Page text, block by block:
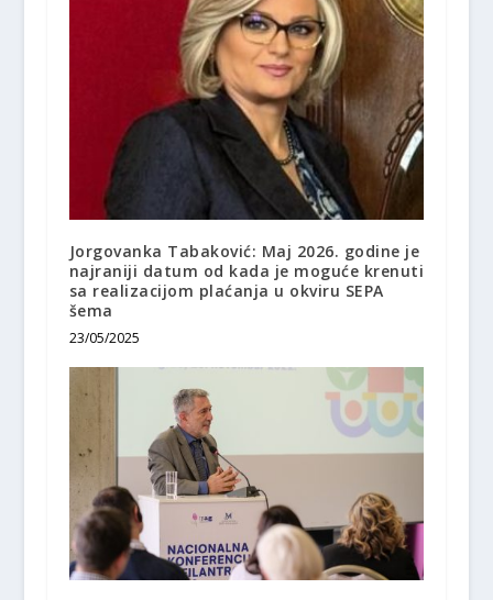
Jorgovanka Tabaković: Maj 2026. godine je
najraniji datum od kada je moguće krenuti
sa realizacijom plaćanja u okviru SEPA
šema
23/05/2025